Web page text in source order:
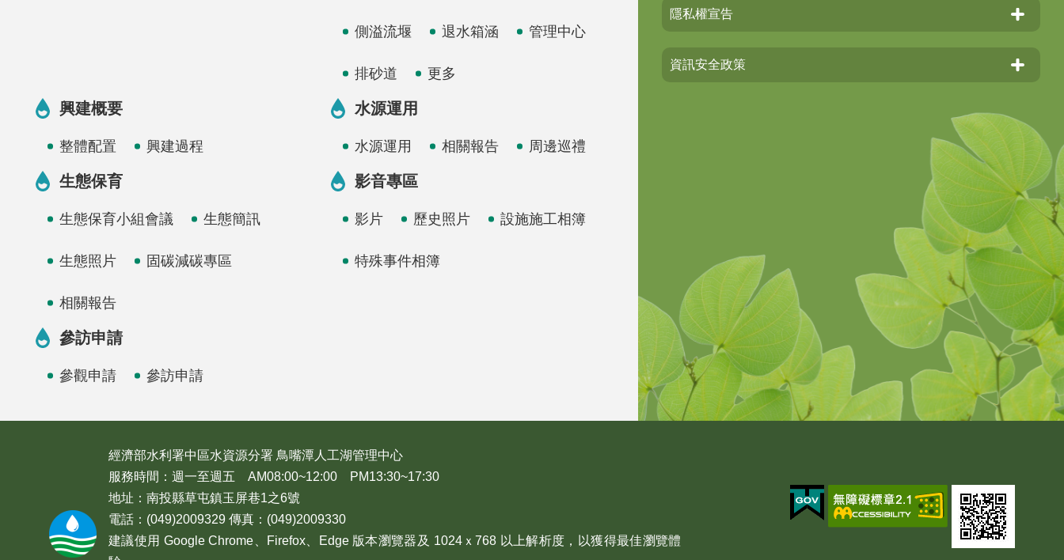
側溢流堰 退水箱涵 管理中心
排砂道 更多
興建概要
整體配置 興建過程
水源運用
水源運用 相關報告 周邊巡禮
生態保育
生態保育小組會議 生態簡訊
生態照片 固碳減碳專區
相關報告
影音專區
影片 歷史照片 設施施工相簿
特殊事件相簿
參訪申請
參觀申請 參訪申請
隱私權宣告
資訊安全政策
經濟部水利署中區水資源分署 鳥嘴潭人工湖管理中心
服務時間：週一至週五 AM08:00~12:00 PM13:30~17:30
地址：南投縣草屯鎮玉屏巷1之6號
電話：(049)2009329 傳真：(049)2009330
建議使用 Google Chrome、Firefox、Edge 版本瀏覽器及 1024ｘ768 以上解析度，以獲得最佳瀏覽體